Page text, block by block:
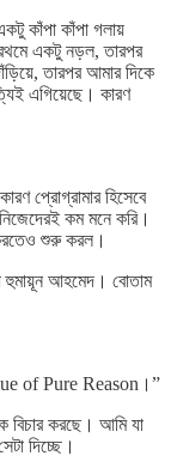
কাঁপা কাঁপা গলায়
একটু নড়ল, তারপর
তারপর আমার দিকে
এগিয়েছে। কারণ
প্রোগ্রামার হিসেবে
কম মনে করি।
শুরু করল।
হুমায়ূন আহমেদ। বোতাম
of Pure Reason।”
বিচার করছে। আমি যা
দিচ্ছে।